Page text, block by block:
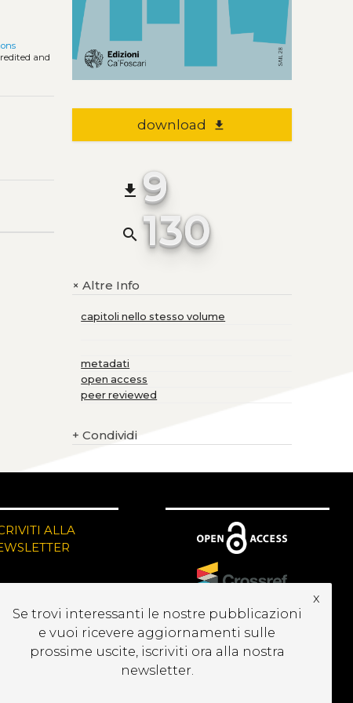
and
download file_download
file_download 9
search 130
+Altre Info
capitoli nello stesso volume
metadati
open access
peer reviewed
+ Condividi
ALLA
Se trovi interessanti le nostre pubblicazioni
e vuoi ricevere aggiornamenti sulle
prossime uscite, iscriviti ora alla nostra
newsletter.
x